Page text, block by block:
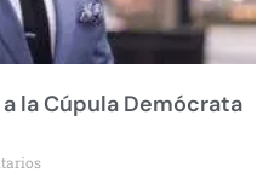
la Cúpula Demócrata